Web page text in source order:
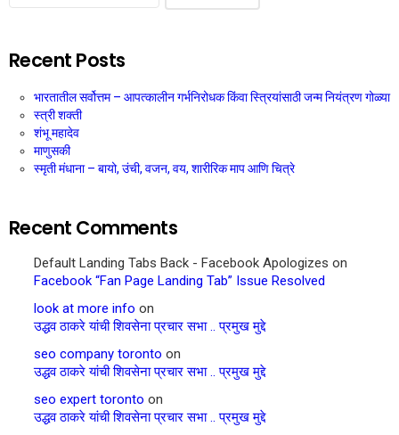
Recent Posts
भारतातील सर्वोत्तम – आपत्कालीन गर्भनिरोधक किंवा स्त्रियांसाठी जन्म नियंत्रण गोळ्या
स्त्री शक्ती
शंभू महादेव
माणुसकी
स्मृती मंधाना – बायो, उंची, वजन, वय, शारीरिक माप आणि चित्रे
Recent Comments
Default Landing Tabs Back - Facebook Apologizes on
Facebook “Fan Page Landing Tab” Issue Resolved
look at more info on
उद्धव ठाकरे यांची शिवसेना प्रचार सभा .. प्रमुख मुद्दे
seo company toronto on
उद्धव ठाकरे यांची शिवसेना प्रचार सभा .. प्रमुख मुद्दे
seo expert toronto on
उद्धव ठाकरे यांची शिवसेना प्रचार सभा .. प्रमुख मुद्दे